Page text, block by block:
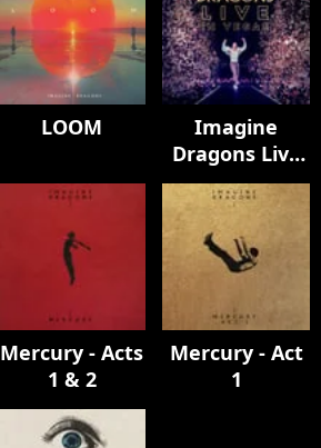
LOOM
Imagine
Dragons Live
in Vegas
Mercury - Acts
1 & 2
Mercury - Act
1